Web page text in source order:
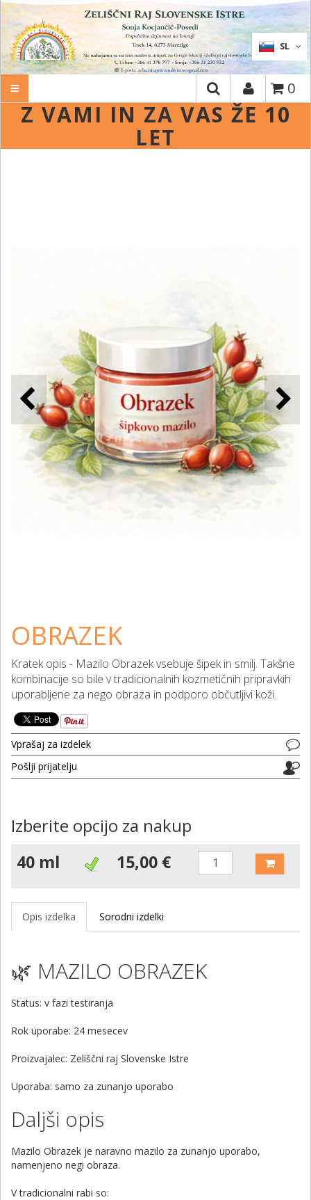
IŠČI
SL
0
Z VAMI IN ZA VAS ŽE 10
LET
OBRAZEK
Kratek opis - Mazilo Obrazek vsebuje šipek in smilj. Takšne
kombinacije so bile v tradicionalnih kozmetičnih pripravkih
uporabljene za nego obraza in podporo občutljivi koži.
Vprašaj za izdelek
Pošlji prijatelju
Izberite opcijo za nakup
40 ml 15,00 €
Opis izdelka Sorodni izdelki
🌿 MAZILO OBRAZEK
Status: v fazi testiranja
Rok uporabe: 24 mesecev
Proizvajalec: Zeliščni raj Slovenske Istre
Uporaba: samo za zunanjo uporabo
Daljši opis
Mazilo Obrazek je naravno mazilo za zunanjo uporabo,
namenjeno negi obraza.
V tradicionalni rabi so: